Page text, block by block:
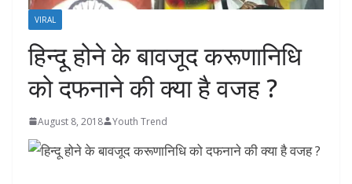
VIRAL
हिन्दू होने के बावजूद करूणानिधि
को दफनाने की क्‍या है वजह ?
August 8, 2018 Youth Trend